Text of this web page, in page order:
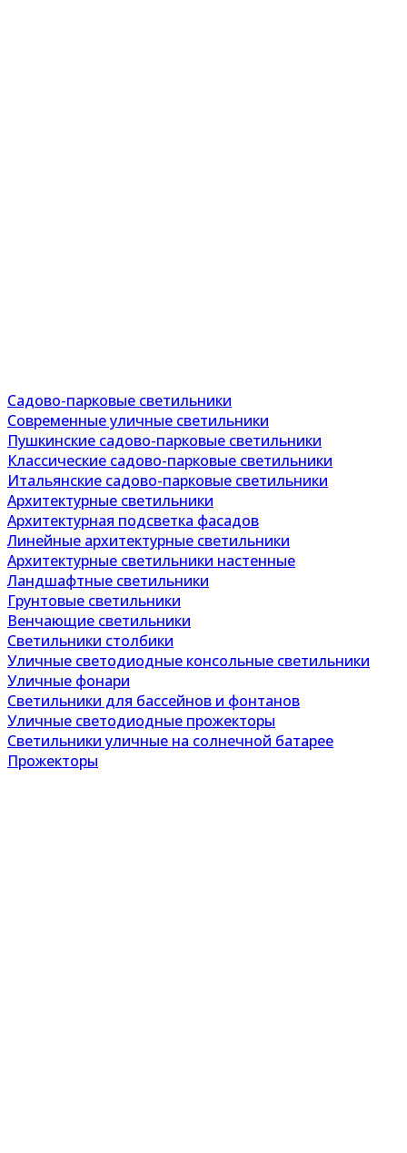
Садово-парковые светильники
Современные уличные светильники
Пушкинские садово-парковые светильники
Классические садово-парковые светильники
Итальянские садово-парковые светильники
Архитектурные светильники
Архитектурная подсветка фасадов
Линейные архитектурные светильники
Архитектурные светильники настенные
Ландшафтные светильники
Грунтовые светильники
Венчающие светильники
Светильники столбики
Уличные светодиодные консольные светильники
Уличные фонари
Светильники для бассейнов и фонтанов
Уличные светодиодные прожекторы
Светильники уличные на солнечной батарее
Прожекторы